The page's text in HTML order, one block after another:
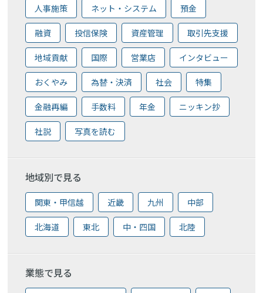
人事施策 ネット・システム 預金
融資 投信保険 資産管理 取引先支援
地域貢献 国際 営業店 インタビュー
おくやみ 為替・決済 社会 特集
金融再編 手数料 年金 ニッキン抄
社説 写真を読む
地域別で見る
関東・甲信越 近畿 九州 中部
北海道 東北 中・四国 北陸
業態で見る